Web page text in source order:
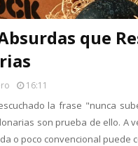
que
16:11
la frase "nunca
son prueba de ello. A
o poco convencional puede